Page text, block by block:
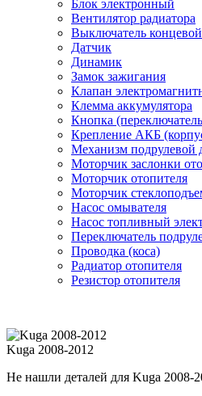
Блок электронный
Вентилятор радиатора
Выключатель концевой
Датчик
Динамик
Замок зажигания
Клапан
Клемма аккумулятора
Кнопка
Крепление АКБ
Механизм подрулевой
Моторчик заслонки
Моторчик отопителя
Моторчик
Насос омывателя
Насос топливный
Переключатель
Проводка (коса)
Радиатор отопителя
Резистор отопителя
Kuga 2008-2012
Не нашли деталей для Kuga 2008-